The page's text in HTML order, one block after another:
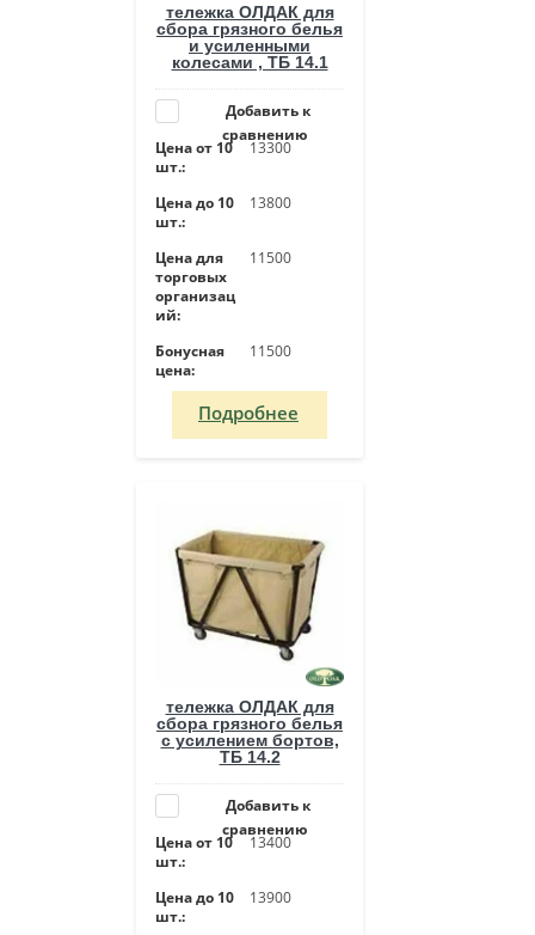
тележка ОЛДАК для
сбора грязного белья
и усиленными
колесами , ТБ 14.1
Добавить к
сравнению
Цена от 10
шт.:
13300
Цена до 10
шт.:
13800
Цена для
торговых
организац
ий:
11500
Бонусная
цена:
11500
Подробнее
тележка ОЛДАК для
сбора грязного белья
с усилением бортов,
ТБ 14.2
Добавить к
сравнению
Цена от 10
шт.:
13400
Цена до 10
шт.:
13900